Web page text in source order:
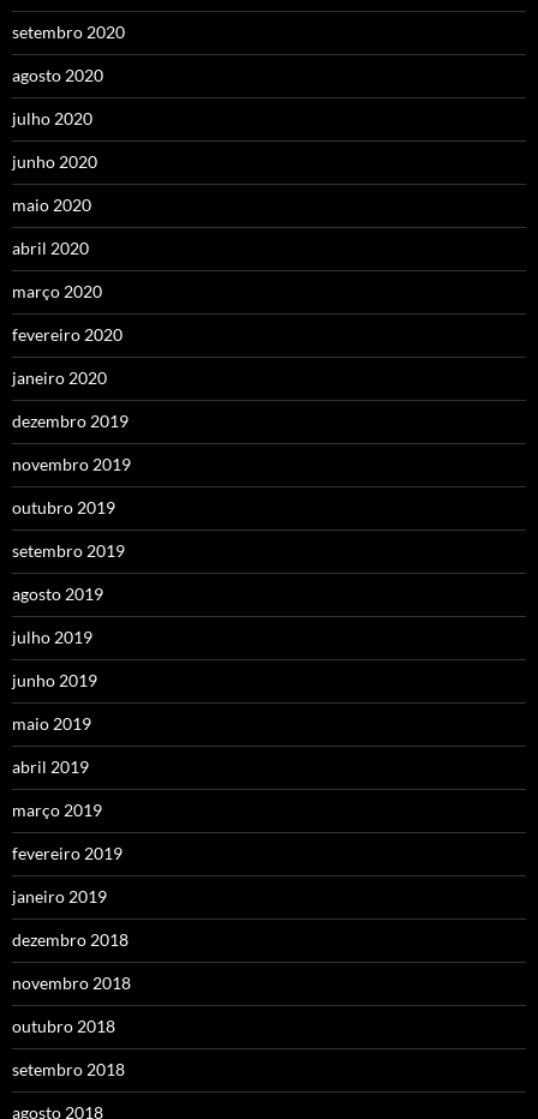
setembro 2020
agosto 2020
julho 2020
junho 2020
maio 2020
abril 2020
março 2020
fevereiro 2020
janeiro 2020
dezembro 2019
novembro 2019
outubro 2019
setembro 2019
agosto 2019
julho 2019
junho 2019
maio 2019
abril 2019
março 2019
fevereiro 2019
janeiro 2019
dezembro 2018
novembro 2018
outubro 2018
setembro 2018
agosto 2018